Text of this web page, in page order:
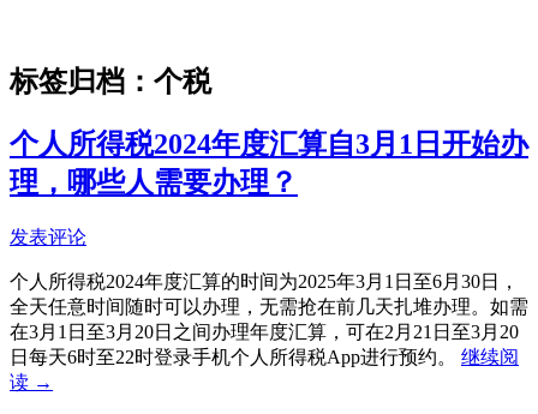
标签归档： 个税
个人所得税2024年度汇算自3月1日开始办
理，哪些人需要办理？
发表评论
个人所得税2024年度汇算的时间为2025年3月1日至6月30日，
全天任意时间随时可以办理，无需抢在前几天扎堆办理。如需
在3月1日至3月20日之间办理年度汇算，可在2月21日至3月20
日每天6时至22时登录手机个人所得税App进行预约。 继续阅
读 →